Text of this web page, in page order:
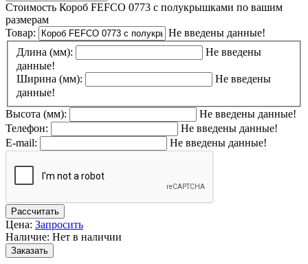
Стоимость Короб FEFCO 0773 с полукрышками по вашим
размерам
Товар:
Не введены данные!
Длина (мм):
Не введены
данные!
Ширина (мм):
Не введены
данные!
Высота (мм):
Не введены данные!
Телефон:
Не введены данные!
E-mail:
Не введены данные!
Рассчитать
Цена: Запросить
Наличие: Нет в наличии
Заказать